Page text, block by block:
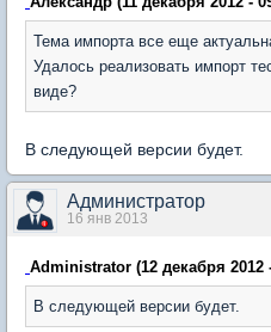
Тема импорта все еще
Удалось реализовать импорт
виде?
В следующей версии будет.
Администратор
16 янв 2013
Administrator (12 декабря 2012
В следующей версии будет.